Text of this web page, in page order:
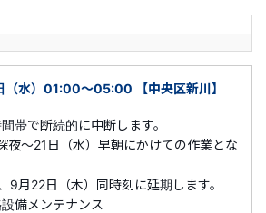
水）01:00～05:00 【中央区新川】
帯で断続的に中断します。
～21日（水）早朝にかけての作業とな
月22日（木）同時刻に延期します。
備メンテナンス